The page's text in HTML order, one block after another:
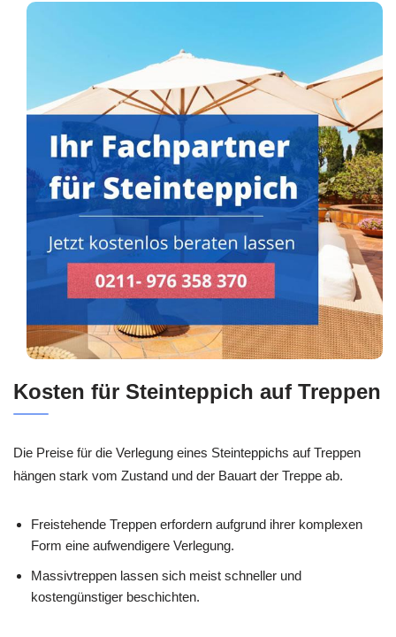
Kosten für Steinteppich auf Treppen
Die Preise für die Verlegung eines Steinteppichs auf Treppen
hängen stark vom Zustand und der Bauart der Treppe ab.
Freistehende Treppen erfordern aufgrund ihrer komplexen
Form eine aufwendigere Verlegung.
Massivtreppen lassen sich meist schneller und
kostengünstiger beschichten.